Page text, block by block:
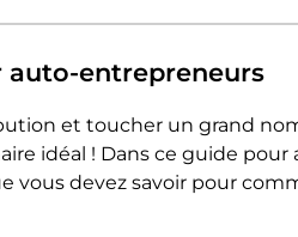
auto-entrepreneurs
et toucher un grand
idéal ! Dans ce guide
vous devez savoir pour